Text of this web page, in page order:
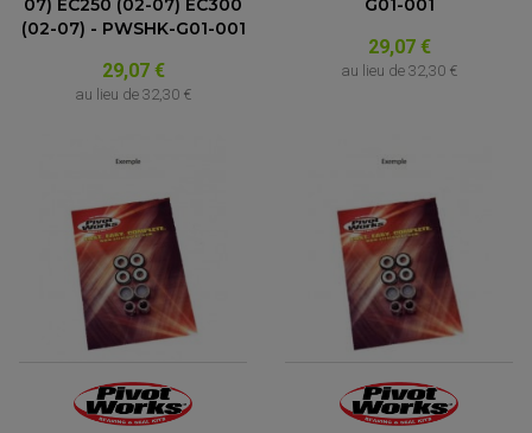
07) EC250 (02-07) EC300
(02-07) - PWSHK-G01-001
29,07 €
au lieu de 32,30 €
G01-001
29,07 €
au lieu de 32,30 €